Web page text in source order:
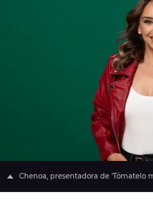
Chenoa, presentadora de 'Tómatelo